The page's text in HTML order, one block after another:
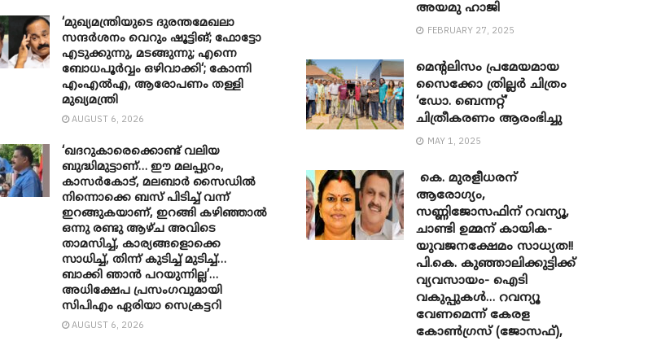
‘മുഖ്യമന്ത്രിയുടെ ദുരന്തമേഖലാ
സന്ദർശനം വെറും ഷൂട്ടിങ്; ഫോട്ടോ
എടുക്കുന്നു, മടങ്ങുന്നു; എന്നെ
ബോധപൂർവ്വം ഒഴിവാക്കി‘; കോന്നി
എംഎൽഎ, ആരോപണം തള്ളി
മുഖ്യമന്ത്രി
AUGUST 6, 2026
‘ഖദറുകാരെക്കൊണ്ട് വലിയ
ബുദ്ധിമുട്ടാണ്… ഈ മലപ്പുറം,
കാസർകോട്, മലബാർ സൈഡിൽ
നിന്നൊക്കെ ബസ് പിടിച്ച് വന്ന്
ഇറങ്ങുകയാണ്, ഇറങ്ങി കഴിഞ്ഞാൽ
ഒന്നു രണ്ടു ആഴ്ച അവിടെ
താമസിച്ച്, കാര്യങ്ങളൊക്കെ
സാധിച്ച്, തിന്ന് കുടിച്ച് മുടിച്ച്…
ബാക്കി ഞാൻ പറയുന്നില്ല’…
അധിക്ഷേപ പ്രസംഗവുമായി
സിപിഎം ഏരിയാ സെക്രട്ടറി
AUGUST 6, 2026
അയമു ഹാജി
FEBRUARY 27, 2025
മെന്‍റലിസം പ്രമേയമായ
സൈക്കോ ത്രില്ലർ ചിത്രം
‘ഡോ. ബെന്നറ്റ്’
ചിത്രീകരണം ആരംഭിച്ചു
MAY 1, 2025
കെ. മുരളീധരന്
ആരോഗ്യം,
സണ്ണിജോസഫിന് റവന്യൂ,
ചാണ്ടി ഉമ്മന് കായിക-
യുവജനക്ഷേമം സാധ്യത!!
പി.കെ. കുഞ്ഞാലിക്കുട്ടിക്ക്
വ്യവസായം- ഐടി
വകുപ്പുകൾ… റവന്യൂ
വേണമെന്ന് കേരള
കോൺഗ്രസ് (ജോസഫ്),